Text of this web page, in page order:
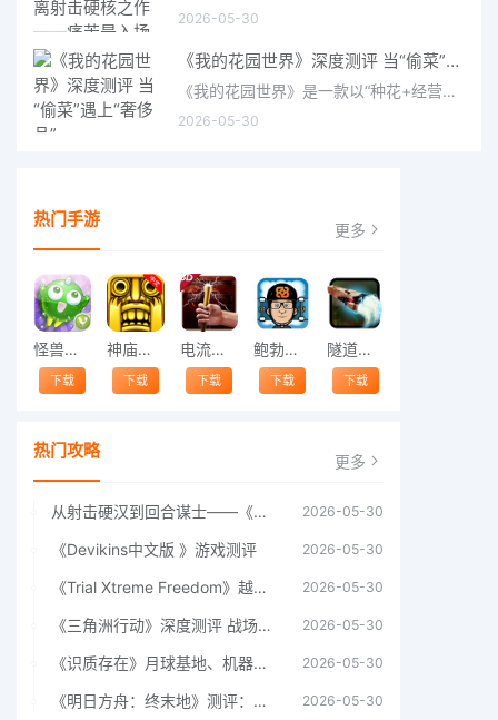
2026-05-30
《我的花园世界》深度测评 当“偷菜”遇上“奢侈品”
《我的花园世界》是一款以“种花+经营+社交”为核心的模拟经营类手游。游戏将玩家置于一个古风花园环境中，扮
2026-05-30
热门手游 更多
怪兽跳跃
下载
神庙逃亡中文版
下载
电流急急棒
下载
鲍勃的梦境
下载
隧道逃脱
下载
热门攻略 更多
从射击硬汉到回合谋士——《战争机器：战略版》如何演绎另一位猛男的传奇 2026-05-30
《Devikins中文版 》游戏测评 2026-05-30
《Trial Xtreme Freedom》越野摩托车测评总结 2026-05-30
《三角洲行动》深度测评 战场上的野心与裂痕 2026-05-30
《识质存在》月球基地、机器人女孩多年来最佳射击游戏 2026-05-30
《明日方舟：终末地》测评：于荒芜之中，重建文明 2026-05-30